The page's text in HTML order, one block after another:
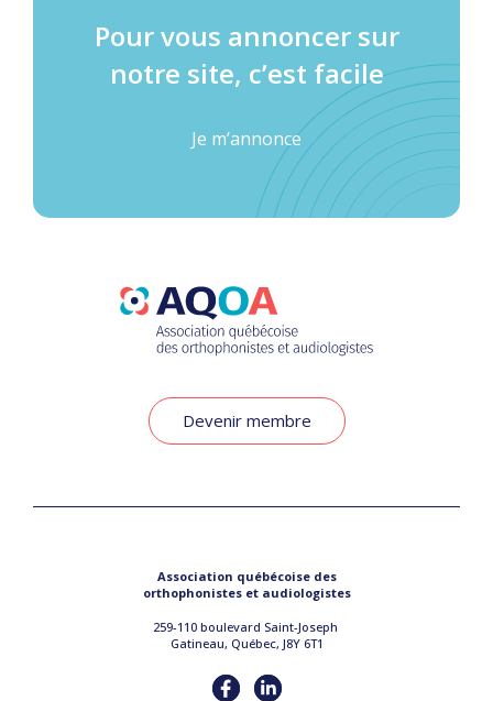
Pour vous annoncer sur
notre site, c’est facile
Je m’annonce
Devenir membre
Association québécoise des
orthophonistes et audiologistes
259-110 boulevard Saint-Joseph
Gatineau, Québec, J8Y 6T1